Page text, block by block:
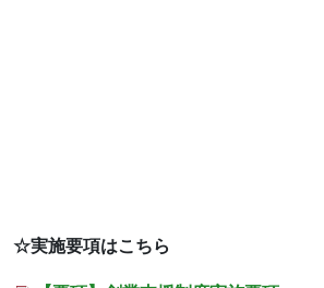
☆実施要項はこちら